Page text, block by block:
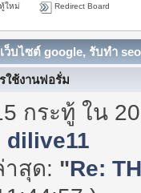
ใหม่ Redirect Board
ว็บไซต์ google, รับทำ
ใช้งานฟอรั่ม
กระทู้ ใน
dilive11
าสุด: "Re: